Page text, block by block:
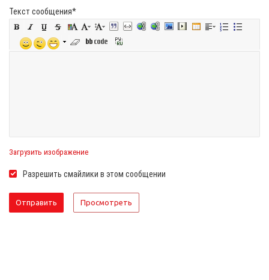
Текст сообщения*
Загрузить изображение
Разрешить смайлики в этом сообщении